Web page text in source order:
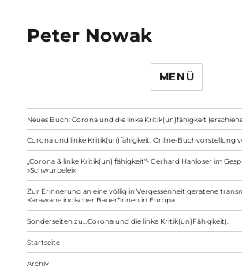
Peter Nowak
MENÜ
Neues Buch: Corona und die linke Kritik(un)fähigkeit
Corona und linke Kritik(un)fähigkeit. Online-Buchvorstellung
„Corona & linke Kritik(un) fähigkeit“- Gerhard Hanloser im
»Schwurbelei«
Zur Erinnerung an eine völlig in Vergessenheit geratene
Karawane indischer Bauer*innen in Europa
Sonderseiten zu…Corona und die linke Kritik(un)Fähigkeit).
Startseite
Archiv